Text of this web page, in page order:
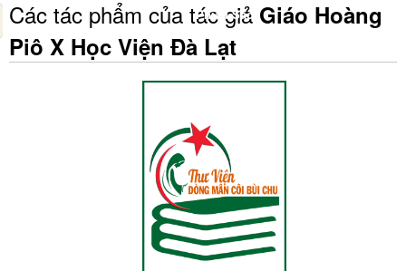
Phiếu Sách
Các tác phẩm của tác giả Giáo Hoàng
Piô X Học Viện Đà Lạt